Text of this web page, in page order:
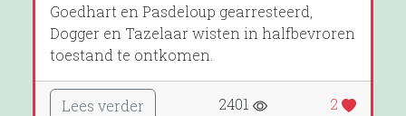
Goedhart en Pasdeloup gearresteerd,
Dogger en Tazelaar wisten in halfbevroren
toestand te ontkomen.
Lees verder 2401 2